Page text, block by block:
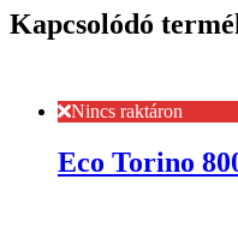
Kapcsolódó
Nincs raktáron
Eco Torino